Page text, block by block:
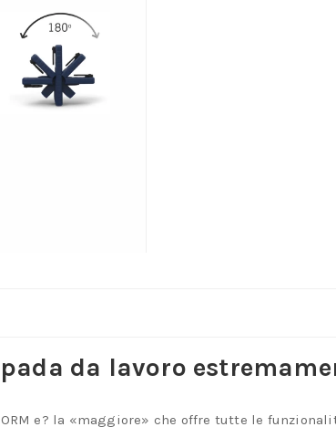
da lavoro
e? la «maggiore» che offre tutte le